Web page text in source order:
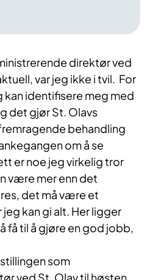
direktør ved
var jeg ikke i tvil. For
kan identifisere meg med
det gjør St. Olavs
behandling
om å se
er noe jeg virkelig tror
være mer enn det
det må være et
kan gi alt. Her ligger
få til å gjøre en god jobb,
som